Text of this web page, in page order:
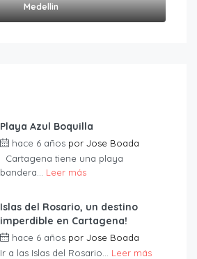
Medellin
Playa Azul Boquilla
hace 6 años por Jose Boada
Cartagena tiene una playa
bandera... Leer más
Islas del Rosario, un destino
imperdible en Cartagena!
hace 6 años por Jose Boada
Ir a las Islas del Rosario... Leer más